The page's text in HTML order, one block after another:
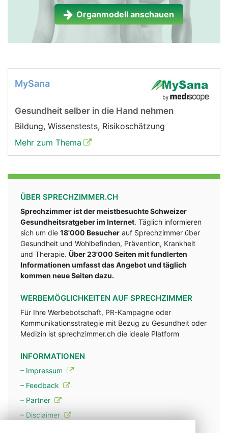
Organmodell anschauen
MySana
Gesundheit selber in die Hand nehmen
Bildung, Wissenstests, Risikoschätzung
Mehr zum Thema
ÜBER SPRECHZIMMER.CH
Sprechzimmer ist der meistbesuchte Schweizer
Gesundheitsratgeber im Internet. Täglich informieren
sich um die 18'000 Besucher auf Sprechzimmer über
Gesundheit und Wohlbefinden, Prävention, Krankheit
und Therapie. Über 23'000 Seiten mit fundlerten
Informationen umfasst das Angebot und täglich
kommen neue Seiten dazu.
WERBEMÖGLICHKEITEN AUF SPRECHZIMMER
Für Ihre Werbebotschaft, PR-Kampagne oder
Kommunikationsstrategie mit Bezug zu Gesundheit oder
Medizin ist sprechzimmer.ch die ideale Platform
INFORMATIONEN
– Impressum
– Feedback
– Partner
– Disclaimer